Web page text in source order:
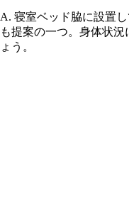
A. 寝室ベッド脇に設置
も提案の一つ。身体状
ょう。